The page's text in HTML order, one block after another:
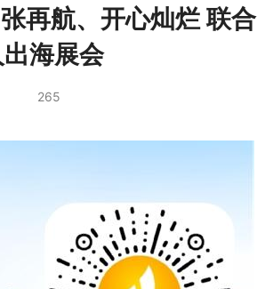
再航、开心灿烂 联合
海展会
265